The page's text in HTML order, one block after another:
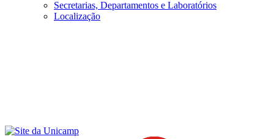
Secretarias, Departamentos e Laboratórios
Localização